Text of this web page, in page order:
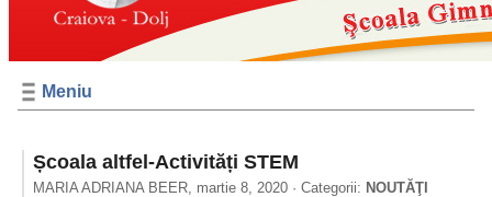
Meniu
Școala altfel-Activități STEM
MARIA ADRIANA BEER, martie 8, 2020 · Categorii: NOUTĂŢI